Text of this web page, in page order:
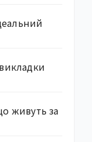
живуть за